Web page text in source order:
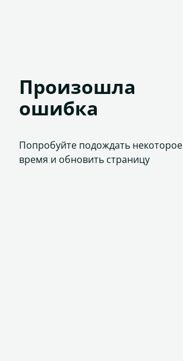
Произошла
ошибка
Попробуйте подождать некоторое
время и обновить страницу